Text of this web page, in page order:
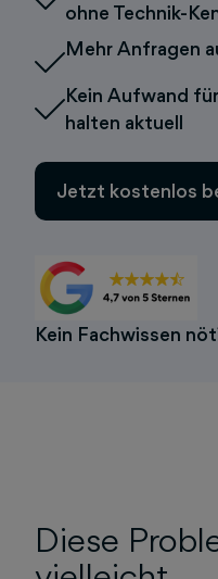
ohne Technik-
Mehr Anfragen
Kein Aufwand
halten aktuell
Jetzt kostenlos
Kein Fachwissen
Diese